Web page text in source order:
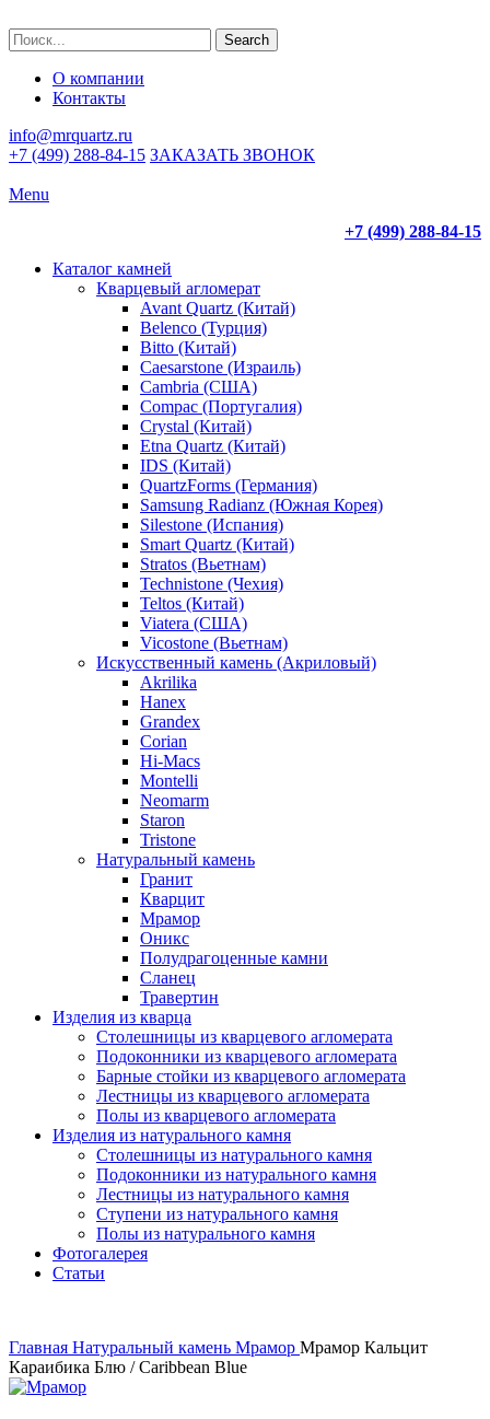
Search
О компании
Контакты
info@mrquartz.ru
+7 (499) 288-84-15 ЗАКАЗАТЬ ЗВОНОК
Menu
+7 (499) 288-84-15
Каталог камней
Кварцевый агломерат
Avant Quartz (Китай)
Belenco (Турция)
Bitto (Китай)
Caesarstone (Израиль)
Cambria (США)
Compac (Португалия)
Crystal (Китай)
Etna Quartz (Китай)
IDS (Китай)
QuartzForms (Германия)
Samsung Radianz (Южная Корея)
Silestone (Испания)
Smart Quartz (Китай)
Stratos (Вьетнам)
Technistone (Чехия)
Teltos (Китай)
Viatera (США)
Vicostone (Вьетнам)
Искусственный камень (Акриловый)
Akrilika
Hanex
Grandex
Corian
Hi-Macs
Montelli
Neomarm
Staron
Tristone
Натуральный камень
Гранит
Кварцит
Мрамор
Оникс
Полудрагоценные камни
Сланец
Травертин
Изделия из кварца
Столешницы из кварцевого агломерата
Подоконники из кварцевого агломерата
Барные стойки из кварцевого агломерата
Лестницы из кварцевого агломерата
Полы из кварцевого агломерата
Изделия из натурального камня
Столешницы из натурального камня
Подоконники из натурального камня
Лестницы из натурального камня
Ступени из натурального камня
Полы из натурального камня
Фотогалерея
Статьи
Главная Натуральный камень Мрамор Мрамор Кальцит
Караибика Блю / Caribbean Blue